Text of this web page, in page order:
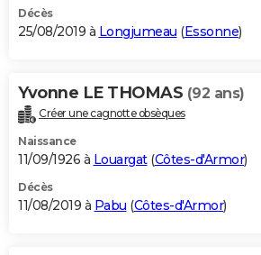
Décès
25/08/2019 à Longjumeau (Essonne)
Yvonne LE THOMAS (92 ans)
Créer une cagnotte obsèques
Naissance
11/09/1926 à Louargat(Côtes-d'Armor)
Décès
11/08/2019 à Pabu (Côtes-d'Armor)